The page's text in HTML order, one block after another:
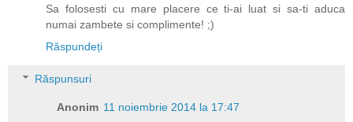
Sa folosesti cu mare placere ce ti-ai luat si sa-ti aduca
numai zambete si complimente! ;)
Răspundeți
Răspunsuri
Anonim 11 noiembrie 2014 la 17:47